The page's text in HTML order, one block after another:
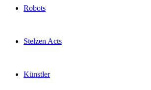
Robots
Stelzen Acts
Künstler